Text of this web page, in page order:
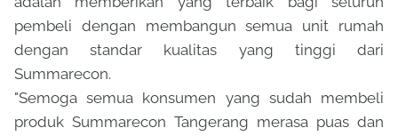
pembeli dengan membangun semua unit rumah
dengan standar kualitas yang tinggi dari
Summarecon.
"Semoga semua konsumen yang sudah membeli
produk Summarecon Tangerang merasa puas dan